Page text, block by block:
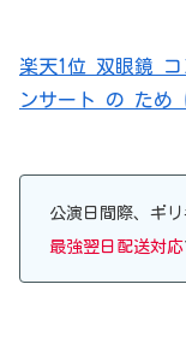
楽天1位 双眼鏡
ンサート の ため
公演日間際、ギ
最強翌日配送対応